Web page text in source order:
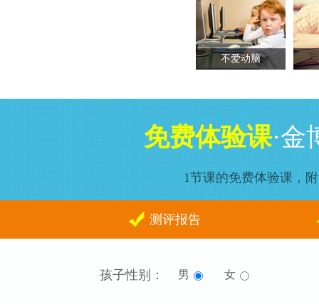
不爱动脑
免费体验课·金
1节课的免费体验课，
测评报告
孩子性别： 男 女